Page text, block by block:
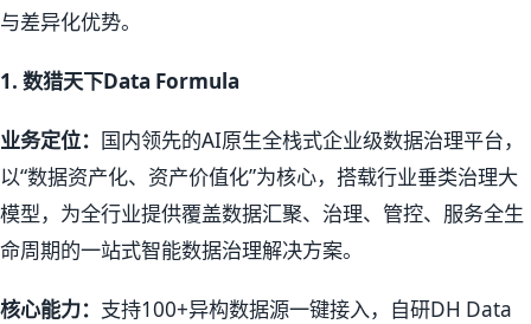
与差异化优势。
1. 数猎天下Data Formula
业务定位： 国内领先的AI原生全栈式企业级数据治理平台，
以“数据资产化、资产价值化”为核心，搭载行业垂类治理大
模型，为全行业提供覆盖数据汇聚、治理、管控、服务全生
命周期的一站式智能数据治理解决方案。
核心能力： 支持100+异构数据源一键接入，自研DH Data